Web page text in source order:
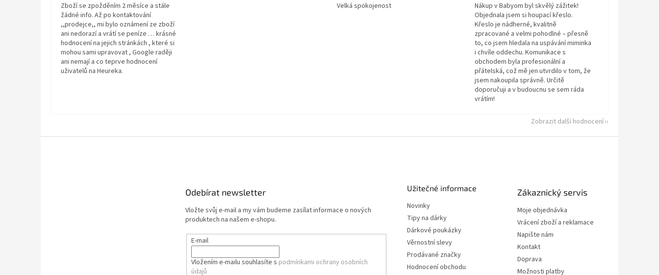
Zboží se zpožděním 2 měsíce a stále
žádné info. Až po kontaktování
,,prodejce,, mi bylo oznámení ze zboží
ani nedorazí a vrátí se peníze … krásné
hodnocení na jejich stránkách , které si
mohou sami upravovat , Google raději
ani nemají a co teprve hodnocení
uživatelů na Heureka.
Velká spokojenost
Nákup v Babyom byl skvělý zážitek!
Objednala jsem si houpací křeslo.
Křeslo je nádherné, kvalitně
zpracované a velmi pohodlné – přesně
to, co jsem hledala na uspávání miminka
i chvíle oddechu. Komunikace s
obchodem byla profesionální a
přátelská, což mě jen utvrdilo v tom, že
jsem nakoupila správně. Určitě
doporučuji a v budoucnu se sem ráda
vrátím!
Zobrazit další hodnocení
Odebírat newsletter
Vložte svůj e-mail a my vám budeme zasílat informace o nových
produktech na našem e-shopu.
E-mail
Vložením e-mailu souhlasíte s podmínkami ochrany osobních
údajů
Užitečné informace
Novinky
Tipy na dárky
Dárkové poukázky
Věrnostní slevy
Prodávané značky
Hodnocení obchodu
Zákaznický servis
Moje objednávka
Vrácení zboží a reklamace
Napište nám
Kontakt
Doprava
Možnosti platby